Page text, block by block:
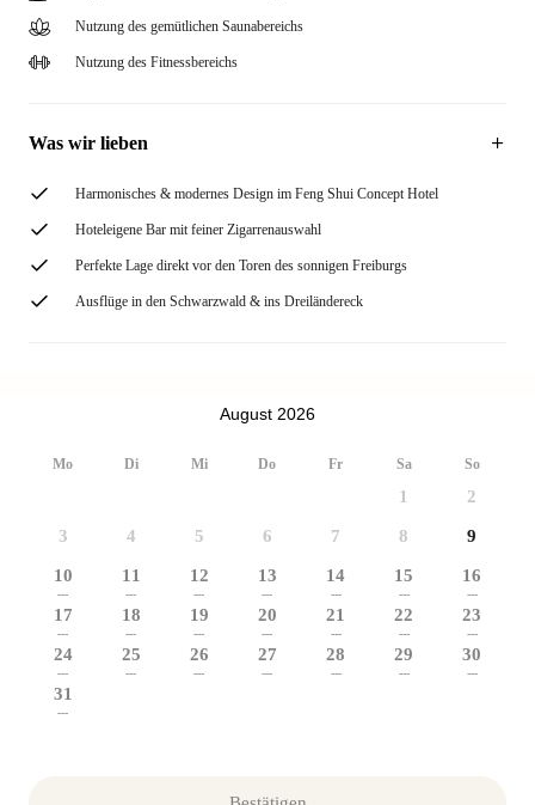
Nutzung des gemütlichen Saunabereichs
Nutzung des Fitnessbereichs
Was wir lieben
Harmonisches & modernes Design im Feng Shui Concept Hotel
Hoteleigene Bar mit feiner Zigarrenauswahl
Perfekte Lage direkt vor den Toren des sonnigen Freiburgs
Ausflüge in den Schwarzwald & ins Dreiländereck
August 2026
Mo Di Mi Do Fr Sa So
1 2
3 4 5 6 7 8 9
10
---
11
---
12
---
13
---
14
---
15
---
16
---
17
---
18
---
19
---
20
---
21
---
22
---
23
---
24
---
25
---
26
---
27
---
28
---
29
---
30
---
31
---